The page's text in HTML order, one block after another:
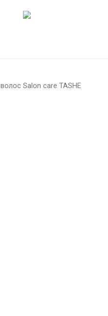
Salon care TASHE